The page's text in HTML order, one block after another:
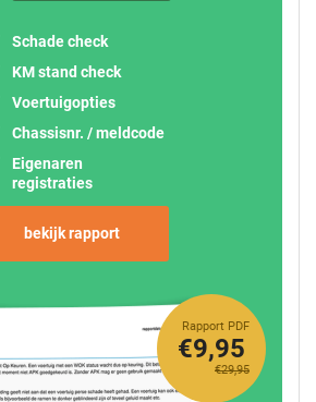
Schade check
KM stand check
Voertuigopties
Chassisnr. / meldcode
Eigenaren
registraties
bekijk rapport
Rapport PDF
€29,95
€9,95